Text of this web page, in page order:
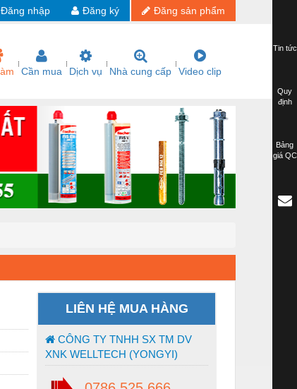
Đăng sản phẩm
Đăng ký
Đăng nhập
Cần mua Dịch vụ Nhà cung cấp Video clip
LIÊN HỆ MUA HÀNG
CÔNG TY TNHH SX TM DV
XNK WELLTECH (YONGYI)
Tin tức
Quy
định
Bảng
giá QC